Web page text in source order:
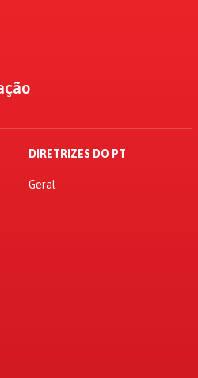
DIRETRIZES DO PT
Geral